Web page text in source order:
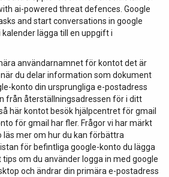
ai-powered threat defences. Google
and start conversations in google
lägga till en uppgift i
användarnamnet för kontot det är
du delar information som dokument
konto din ursprungliga e-postadress
från återställningsadressen för i ditt
här kontot besök hjälpcentret för gmail
för gmail har fler. Frågor vi har märkt
mer om hur du kan förbättra
för befintliga google-konto du lägga
om du använder logga in med google
och ändrar din primära e-postadress